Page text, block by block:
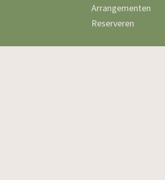
Arrangementen
Reserveren